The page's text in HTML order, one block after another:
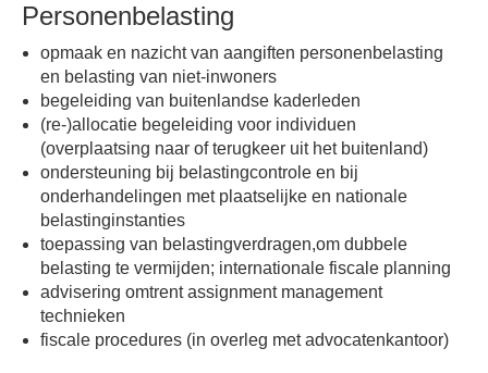
Personenbelasting
opmaak en nazicht van aangiften personenbelasting
en belasting van niet-inwoners
begeleiding van buitenlandse kaderleden
(re-)allocatie begeleiding voor individuen
(overplaatsing naar of terugkeer uit het buitenland)
ondersteuning bij belastingcontrole en bij
onderhandelingen met plaatselijke en nationale
belastinginstanties
toepassing van belastingverdragen,om dubbele
belasting te vermijden; internationale fiscale planning
advisering omtrent assignment management
technieken
fiscale procedures (in overleg met advocatenkantoor)